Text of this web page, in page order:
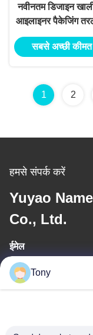
नवीनतम डिजाइन
आइलाइनर पैकेजिंग
तरल थोक
सबसे अच्छी कीमत
1 2
हमसे संपर्क करें
Yuyao
Co., Ltd.
ईमेल
Tony